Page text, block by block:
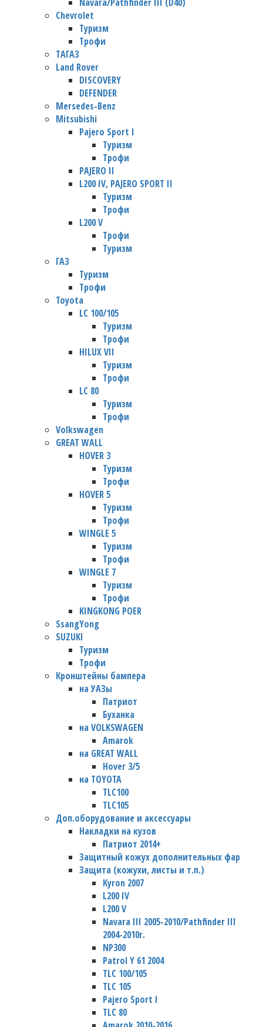
Chevrolet
Туризм
Трофи
TАГАЗ
Land Rover
DISCOVERY
DEFENDER
Mersedes-Benz
Mitsubishi
Pajero Sport I
Туризм
Трофи
PAJERO II
L200 IV, PAJERO SPORT II
Туризм
Трофи
L200 V
Трофи
Туризм
ГАЗ
Туризм
Трофи
Toyota
LC 100/105
Туризм
Трофи
HILUX VII
Туризм
Трофи
LC 80
Туризм
Трофи
Volkswagen
GREAT WALL
HOVER 3
Туризм
Трофи
HOVER 5
Туризм
Трофи
WINGLE 5
Туризм
Трофи
WINGLE 7
Туризм
Трофи
KINGKONG POER
SsangYong
SUZUKI
Туризм
Трофи
Кронштейны бампера
на УАЗы
Патриот
Буханка
на VOLKSWAGEN
Amarok
на GREAT WALL
Hover 3/5
на TOYOTA
TLC100
TLC105
Доп.оборудование и аксессуары
Накладки на кузов
Патриот 2014+
Защитный кожух дополнительных фар
Защита (кожухи, листы и т.п.)
Kyron 2007
L200 IV
L200 V
Navara III 2005-2010/Pathfinder III
2004-2010г.
NP300
Patrol Y 61 2004
TLC 100/105
TLC 105
Pajero Sport I
TLC 80